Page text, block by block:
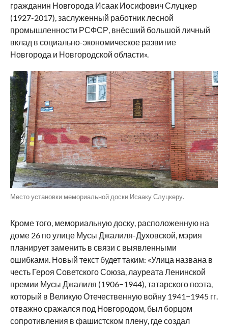
гражданин Новгорода Исаак Иосифович Слуцкер
(1927-2017), заслуженный работник лесной
промышленности РСФСР, внёсший большой личный
вклад в социально-экономическое развитие
Новгорода и Новгородской области».
Место установки мемориальной доски Исааку Слуцкеру.
Кроме того, мемориальную доску, расположенную на
доме 26 по улице Мусы Джалиля-Духовской, мэрия
планирует заменить в связи с выявленными
ошибками. Новый текст будет таким: «Улица названа в
честь Героя Советского Союза, лауреата Ленинской
премии Мусы Джалиля (1906−1944), татарского поэта,
который в Великую Отечественную войну 1941−1945 гг.
отважно сражался под Новгородом, был борцом
сопротивления в фашистском плену, где создал